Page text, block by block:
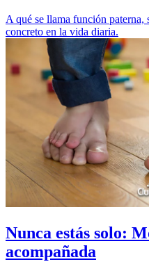
A qué se llama función
concreto en la vida diaria.
Nunca estás solo:
acompañada